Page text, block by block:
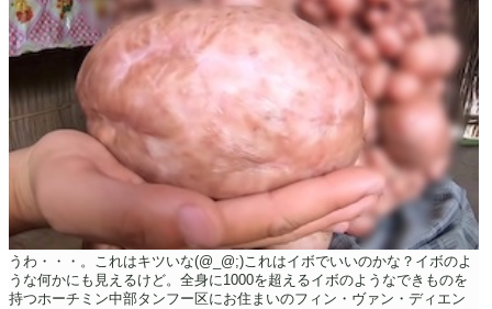
うわ・・・。これはキツいな(@_@;)これはイボでいいのかな？イボのよ
うな何かにも見えるけど。全身に1000を超えるイボのようなできものを
持つホーチミン中部タンフー区にお住まいのフィン・ヴァン・ディエン